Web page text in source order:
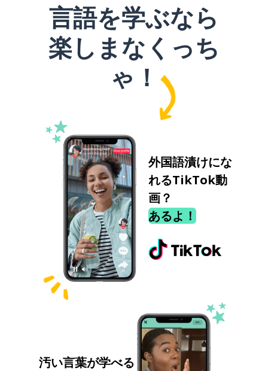
言語を学ぶなら
楽しまなくっち
ゃ！
外国語漬けにな
れるTikTok動
画？
あるよ！
汚い言葉が学べる